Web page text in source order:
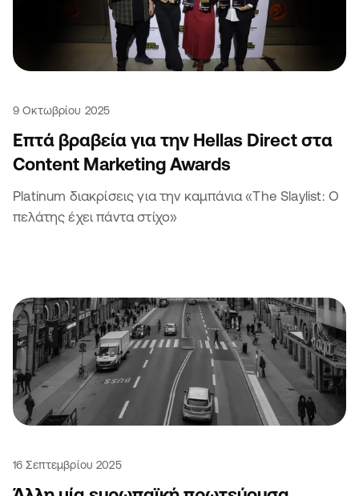
9 Οκτωβρίου 2025
Επτά βραβεία για την Hellas Direct στα
Content Marketing Awards
Platinum διακρίσεις για την καμπάνια «The Slaylist: Ο
πελάτης έχει πάντα στίχο»
16 Σεπτεμβρίου 2025